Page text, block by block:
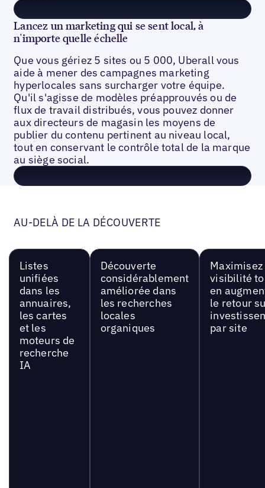
Lancez un marketing qui se sent local, à
n'importe quelle échelle
Que vous gériez 5 sites ou 5 000, Uberall vous
aide à mener des campagnes marketing
hyperlocales sans surcharger votre équipe.
Qu'il s'agisse de modèles préapprouvés ou de
flux de travail distribués, vous pouvez donner
aux directeurs de magasin les moyens de
publier du contenu pertinent au niveau local,
tout en conservant le contrôle total de la marque
au siège social.
AU-DELÀ DE LA DÉCOUVERTE
Listes
unifiées
dans les
annuaires,
les cartes
et les
moteurs de
recherche
IA
Découverte
considérablement
améliorée dans
les recherches
locales
organiques
Maximisez
visibilité
en
le retour
par site